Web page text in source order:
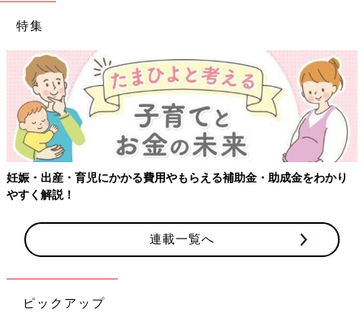
特集
妊娠・出産・育児にかかる費用やもらえる補助金・助成金をわかり
やすく解説！
連載一覧へ
ピックアップ